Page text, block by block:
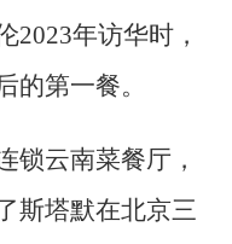
2023年访华时，
的第一餐。
锁云南菜餐厅，
斯塔默在北京三